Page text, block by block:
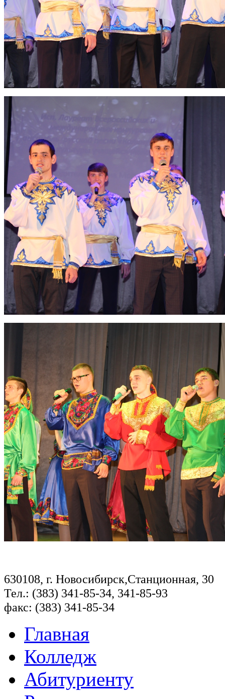
630108, г. Новосибирск,Станционная, 30
Тел.: (383) 341-85-34, 341-85-93
факс: (383) 341-85-34
Главная
Колледж
Абитуриенту